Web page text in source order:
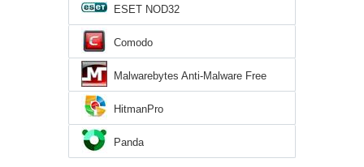
ESET NOD32
Comodo
Malwarebytes Anti-Malware Free
HitmanPro
Panda